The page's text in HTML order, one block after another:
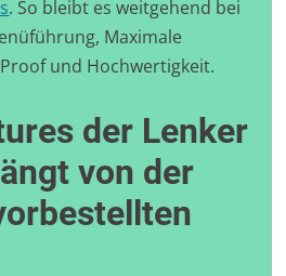
. So bleibt es weitgehend bei
Maximale
und Hochwertigkeit.
der Lenker
von der